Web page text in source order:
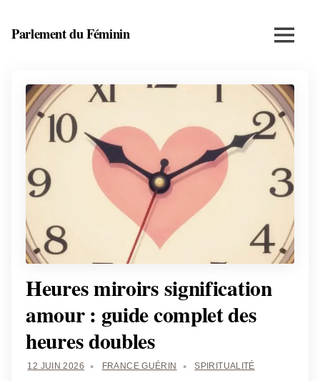
Parlement du Féminin
bien-
être
entrepreneuriat
féminin
Menu
Heures miroirs signification
amour : guide complet des
heures doubles
12 JUIN 2026 FRANCE GUÉRIN SPIRITUALITÉ